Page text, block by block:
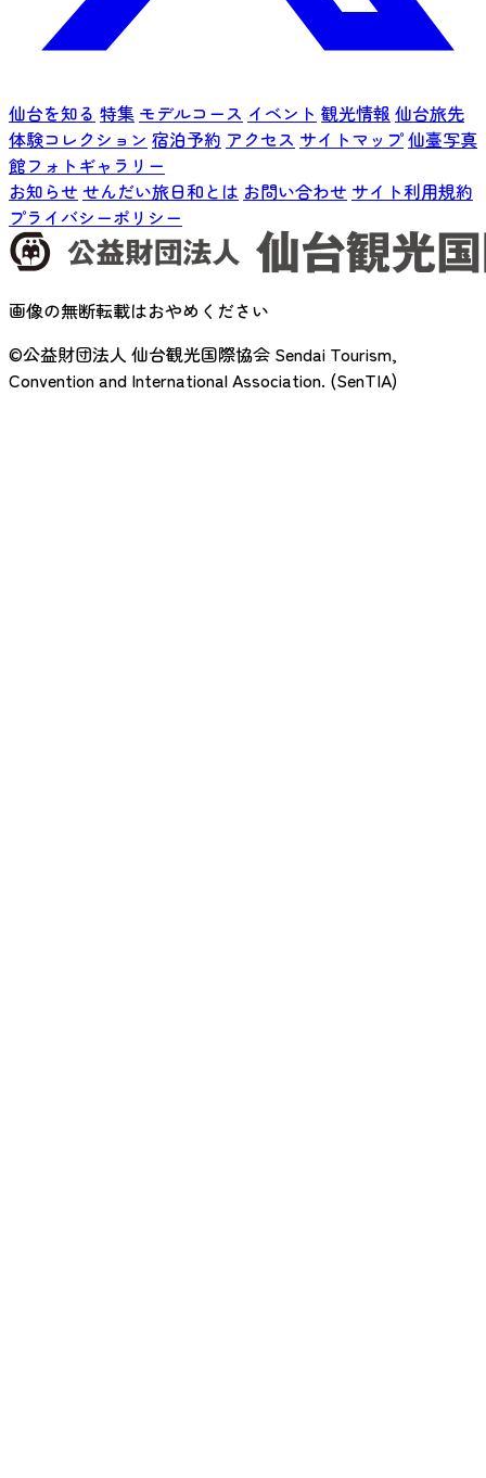
仙台を知る 特集 モデルコース イベント 観光情報 仙台旅先
体験コレクション 宿泊予約 アクセス サイトマップ仙臺写真
館フォトギャラリー
お知らせ せんだい旅日和とは お問い合わせ サイト利用規約
プライバシーポリシー
画像の無断転載はおやめください
©公益財団法人 仙台観光国際協会 Sendai Tourism,
Convention and International Association. (SenTIA)